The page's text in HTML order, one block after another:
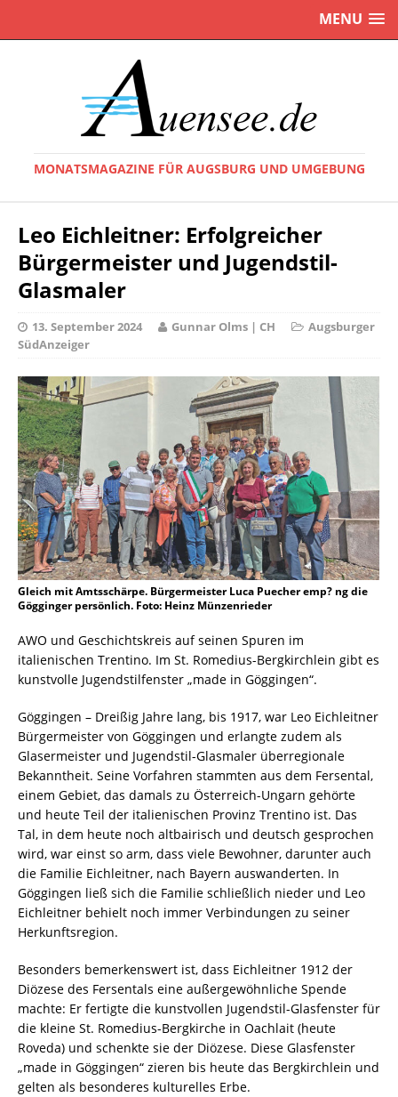
MENU
MONATSMAGAZINE FÜR AUGSBURG UND UMGEBUNG
Leo Eichleitner: Erfolgreicher
Bürgermeister und Jugendstil-
Glasmaler
13. September 2024 Gunnar Olms | CH
Augsburger
SüdAnzeiger
Gleich mit Amtsschärpe. Bürgermeister Luca Puecher emp? ng die
Gögginger persönlich. Foto: Heinz Münzenrieder
AWO und Geschichtskreis auf seinen Spuren im
italienischen Trentino. Im St. Romedius-Bergkirchlein gibt es
kunstvolle Jugendstilfenster „made in Göggingen“.
Göggingen – Dreißig Jahre lang, bis 1917, war Leo Eichleitner
Bürgermeister von Göggingen und erlangte zudem als
Glasermeister und Jugendstil-Glasmaler überregionale
Bekanntheit. Seine Vorfahren stammten aus dem Fersental,
einem Gebiet, das damals zu Österreich-Ungarn gehörte
und heute Teil der italienischen Provinz Trentino ist. Das
Tal, in dem heute noch altbairisch und deutsch gesprochen
wird, war einst so arm, dass viele Bewohner, darunter auch
die Familie Eichleitner, nach Bayern auswanderten. In
Göggingen ließ sich die Familie schließlich nieder und Leo
Eichleitner behielt noch immer Verbindungen zu seiner
Herkunftsregion.
Besonders bemerkenswert ist, dass Eichleitner 1912 der
Diözese des Fersentals eine außergewöhnliche Spende
machte: Er fertigte die kunstvollen Jugendstil-Glasfenster für
die kleine St. Romedius-Bergkirche in Oachlait (heute
Roveda) und schenkte sie der Diözese. Diese Glasfenster
„made in Göggingen“ zieren bis heute das Bergkirchlein und
gelten als besonderes kulturelles Erbe.